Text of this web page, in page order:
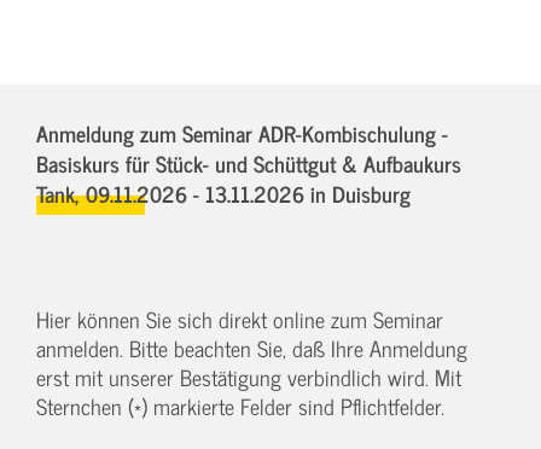
Anmeldung zum Seminar ADR-Kombischulung -
Basiskurs für Stück- und Schüttgut & Aufbaukurs
Tank,09.11.2026 - 13.11.2026in Duisburg
Hier können Sie sich direkt online zum Seminar
anmelden. Bitte beachten Sie, daß Ihre Anmeldung
erst mit unserer Bestätigung verbindlich wird. Mit
Sternchen (*) markierte Felder sind Pflichtfelder.